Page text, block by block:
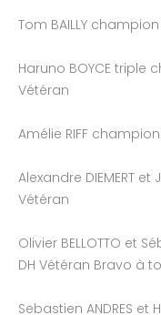
Tom BAILLY champion
Haruno BOYCE triple
Vétéran
Amélie RIFF
Alexandre DIEMERT
Vétéran
Olivier BELLOTTO et
DH Vétéran Bravo à
Sebastien ANDRES et